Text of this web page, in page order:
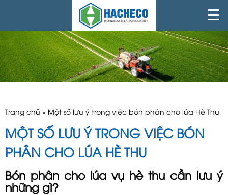
☰
Trang chủ » Một số lưu ý trong việc bón phân cho lúa Hè Thu
MỘT SỐ LƯU Ý TRONG VIỆC BÓN
PHÂN CHO LÚA HÈ THU
Bón phân cho lúa vụ hè thu cần lưu ý
những gì?